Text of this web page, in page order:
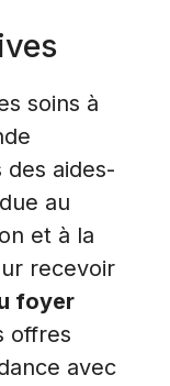
soins à
aides-
au
et à la
recevoir
foyer
offres
avec